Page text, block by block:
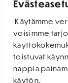
Käytämme
voisimme
toistuvat
nappia
käytön.